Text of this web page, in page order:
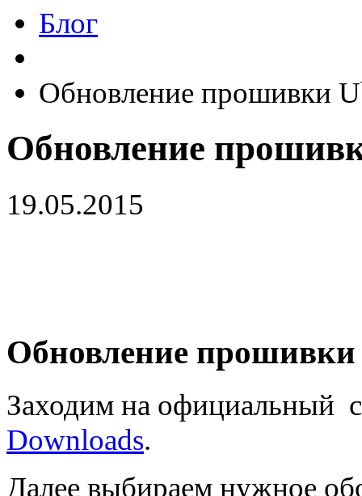
Блог
Обновление прошивки
Обновление
19.05.2015
Обновление
Заходим на официальный
Downloads.
Далее выбираем нужное